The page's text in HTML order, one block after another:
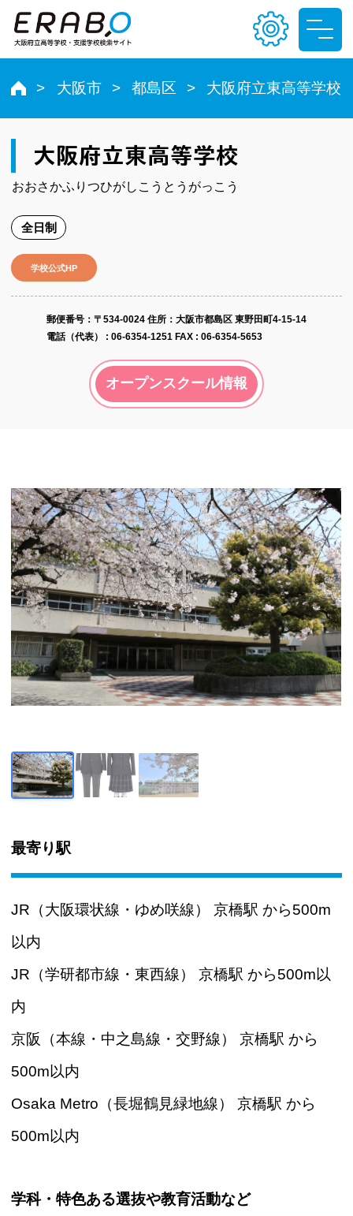
文字サイズ
小 中 大
色合い
T
大阪市 都島区 大阪府立東高等学校
大阪府立東高等学校
おおさかふりつひがしこうとうがっこう
全日制
学校公式HP
郵便番号​：〒534-0024 住所：大阪市都島区 東野田町4-15-14
電話（代表） : 06-6354-1251 FAX : 06-6354-5653
オープンスクール情報
最寄り駅
JR（大阪環状線・ゆめ咲線） 京橋駅 から500m
以内
JR（学研都市線・東西線） 京橋駅 から500m以
内
京阪（本線・中之島線・交野線） 京橋駅 から
500m以内
Osaka Metro（長堀鶴見緑地線） 京橋駅 から
500m以内
学科・特色ある選抜や教育活動など